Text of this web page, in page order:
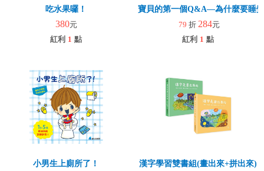
吃水果囉！
380元
紅利 1 點
寶貝的第一個Q&A—為什麼要睡
79 折 284元
紅利 1 點
小男生上廁所了！
漢字學習雙書組(畫出來+拼出來)